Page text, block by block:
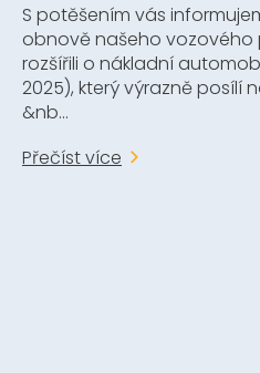
S potěšením vás
obnově našeho vozového
rozšířili o nákladní
2025), který výrazně posílí
&nb...
Přečíst více